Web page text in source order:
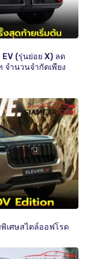
EV (รุ่นย่อย X) ลด
จำนวนจำกัดเพียง
เศษสไตล์ออฟโรด